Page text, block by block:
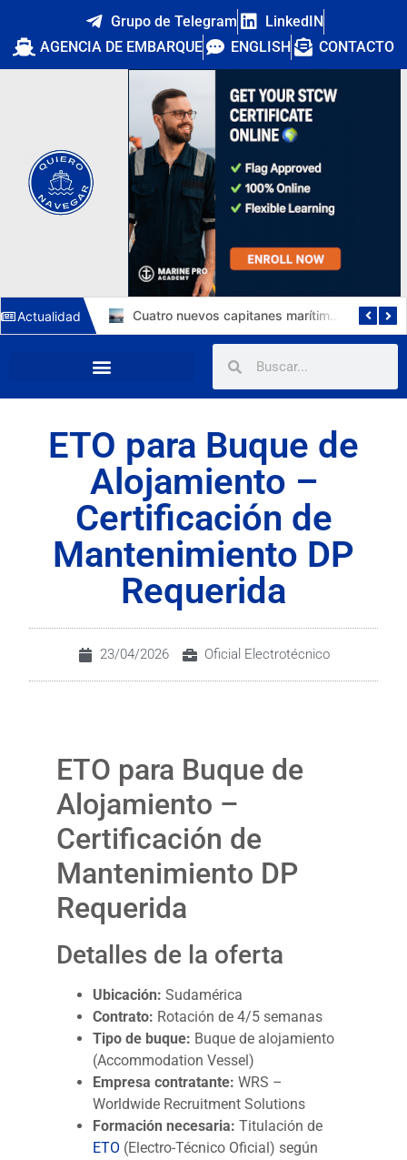
Grupo de Telegram
LinkedIN
AGENCIA DE EMBARQUE
ENGLISH CONTACTO
Actualidad
Francia invierte 260 M€ en cinco puertos para eólica flotante: ¿qué oportunidades abre a los marinos españoles? Cuatro nuevos capitanes marítimos: la DGMM refuerza la promoción interna y Málaga estrena primera capitana
ETO para Buque de
Alojamiento –
Certificación de
Mantenimiento DP
Requerida
23/04/2026 Oficial Electrotécnico
ETO para Buque de
Alojamiento –
Certificación de
Mantenimiento DP
Requerida
Detalles de la oferta
Ubicación: Sudamérica
Contrato: Rotación de 4/5 semanas
Tipo de buque: Buque de alojamiento
(Accommodation Vessel)
Empresa contratante: WRS –
Worldwide Recruitment Solutions
Formación necesaria: Titulación de
ETO (Electro-Técnico Oficial) según